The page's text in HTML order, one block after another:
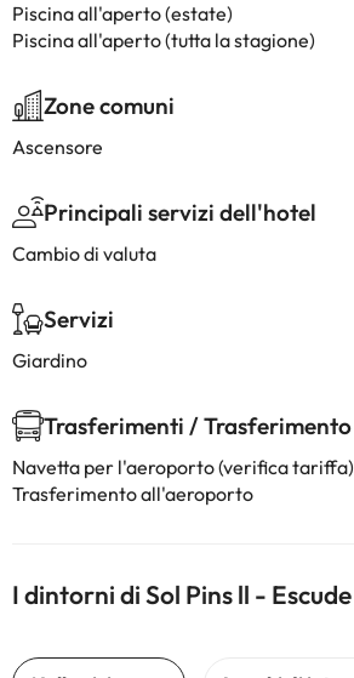
Piscina all'aperto (estate)
Piscina all'aperto (tutta la stagione)
Zone comuni
Ascensore
Principali servizi dell'hotel
Cambio di valuta
Servizi
Giardino
Trasferimenti / Trasferimento
Navetta per l'aeroporto (verifica tariffa)
Trasferimento all'aeroporto
I dintorni di Sol Pins ll - Escude